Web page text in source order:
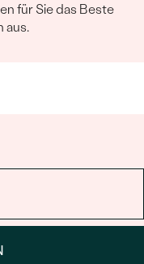
für Sie das Beste
aus.